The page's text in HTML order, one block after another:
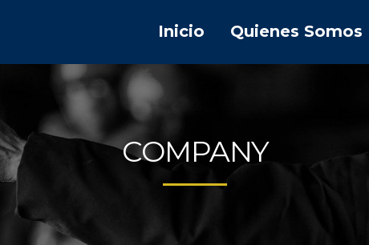
Inicio Quienes Somos
COMPANY